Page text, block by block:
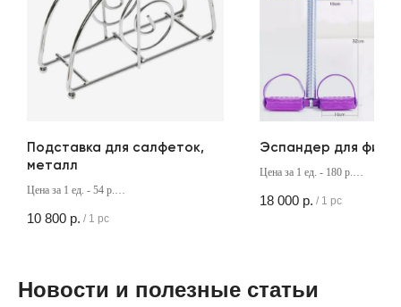
Подставка для салфеток,
металл
Цена за 1 ед. - 54 р.
10 800 р. / 1 pc
Эспандер для
Цена за 1 ед. - 180 р.
18 000 р. / 1 pc
Новости и полезные статьи